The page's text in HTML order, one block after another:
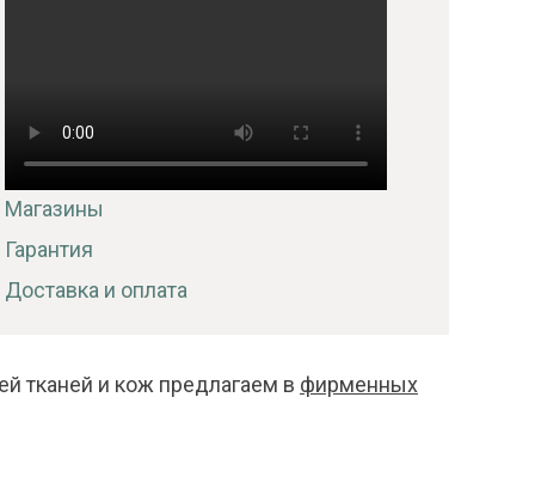
Магазины
Гарантия
Доставка и оплата
тканей и кож предлагаем в фирменных